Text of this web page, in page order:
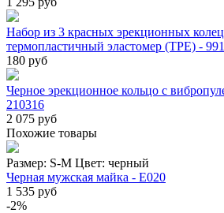
Набор из 3 красных эрекционных
термопластичный эластомер (TPE) -
180 руб
Черное эрекционное кольцо с
210316
2 075 руб
Похожие товары
Размер: S-M Цвет: черный
Черная мужская майка - E020
1 535 руб
-2%